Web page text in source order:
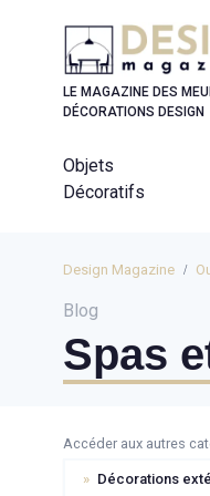
LE MAGAZINE DES
DÉCORATIONS DESIGN
Objets
Décoratifs
Design Magazine
Blog
Spas
Accéder aux autres
» Décorations